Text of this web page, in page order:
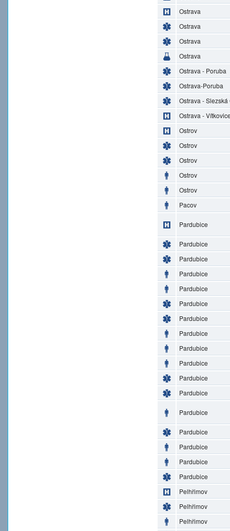
Ostrava
Ostrava
Ostrava
Ostrava
Ostrava - Poruba
Ostrava-Poruba
Ostrava - Slezská
Ostrava -
Ostrov
Ostrov
Ostrov
Ostrov
Ostrov
Pacov
Pardubice
Pardubice
Pardubice
Pardubice
Pardubice
Pardubice
Pardubice
Pardubice
Pardubice
Pardubice
Pardubice
Pardubice
Pardubice
Pardubice
Pardubice
Pardubice
Pardubice
Pelhřimov
Pelhřimov
Pelhřimov